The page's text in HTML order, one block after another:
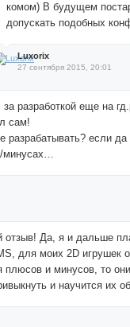
комом) В будущем
допускать подобных
Luxorix
27 сентября 2015, 20:01
разработкой еще на
сам!
разрабатывать? если
минусах…
отзыв! Да, я и дальше
для моих 2D игрушек
плюсов и минусов, то
и научится их